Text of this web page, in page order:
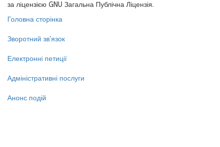
за ліцензією GNU Загальна Публічна Ліцензія.
Головна сторінка
Зворотний зв'язок
Електронні петиції
Адміністративні послуги
Анонс подій